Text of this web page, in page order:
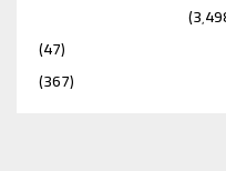
(47)
(367)